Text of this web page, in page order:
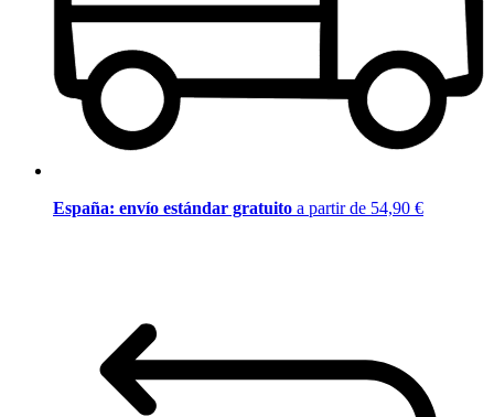
España: envío estándar gratuito a partir de 54,90 €